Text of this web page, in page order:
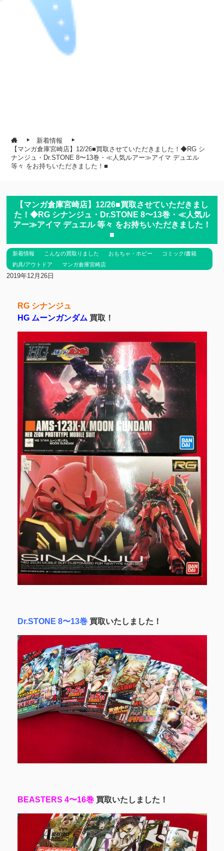
新着情報
【マンガ倉庫宮崎店】12/26■買取させていただきました！◆RG シ
ナンジュ・Dr.STONE 8〜13巻・≪人気ルアー≫アイマ デュエル
等々 をお持ちいただきました！■
【マンガ倉庫宮崎店】12/26■買取させていただきまし
た！◆RG シナンジュ・Dr.STONE 8〜13巻・≪人気ル
アー≫アイマ デュエル 等々 をお持ちいただきました！
■
新着情報 こんなの買取りました おもちゃ・ホビー
コミック/書籍
釣具/アウトドア
マンガ倉庫宮崎店
2019年12月26日
RG シナンジュ
HG ムーンガンダム 買取！
Dr.STONE 8〜13巻買取いたしました！
BEASTERS 4〜16巻買取いたしました！